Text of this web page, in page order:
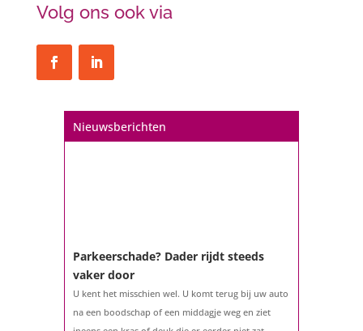
Volg ons ook via
Nieuwsberichten
Parkeerschade? Dader rijdt steeds
vaker door
U kent het misschien wel. U komt terug bij uw auto
na een boodschap of een middagje weg en ziet